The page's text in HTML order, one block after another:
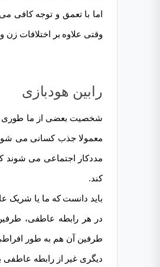
اما با تعمق و توجه کافی
وقتی علاوه بر اختلافات زن
رابین هودبازی
شخصیت بعضی از ما طوری
معمولا جذب کسانی می
مددکار اجتماعی می شوند
کند.
باید دانست که ما یا شریک
در هر رابطه عاطفی،
طرفین آن هم به طور
دیگری غیر از رابطه عاطفی